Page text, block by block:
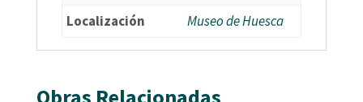
Localización
Museo de Huesca